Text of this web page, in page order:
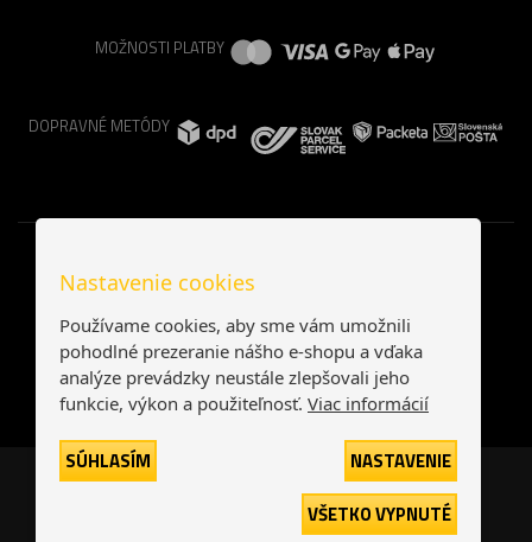
MOŽNOSTI PLATBY
DOPRAVNÉ METÓDY
Slovensko
Nastavenie cookies
Používame cookies, aby sme vám umožnili
pohodlné prezeranie nášho e-shopu a vďaka
analýze prevádzky neustále zlepšovali jeho
funkcie, výkon a použiteľnosť. Viac informácií
SÚHLASÍM
NASTAVENIE
VŠETKO VYPNUTÉ